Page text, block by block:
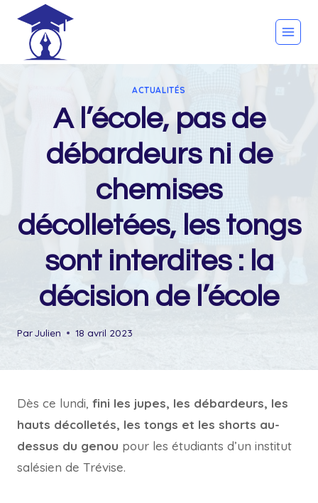
content
ACTUALITÉS
A l’école, pas de
débardeurs ni de
chemises
décolletées, les tongs
sont interdites : la
décision de l’école
ParJulien 18 avril 2023
Dès ce lundi, fini les jupes, les débardeurs, les
hauts décolletés, les tongs et les shorts au-
dessus du genou pour les étudiants d’un institut
salésien de Trévise.